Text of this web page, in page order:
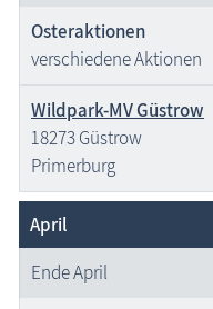
Osteraktionen
verschiedene Aktionen
Wildpark-MV Güstrow
18273 Güstrow
Primerburg
April
Ende April